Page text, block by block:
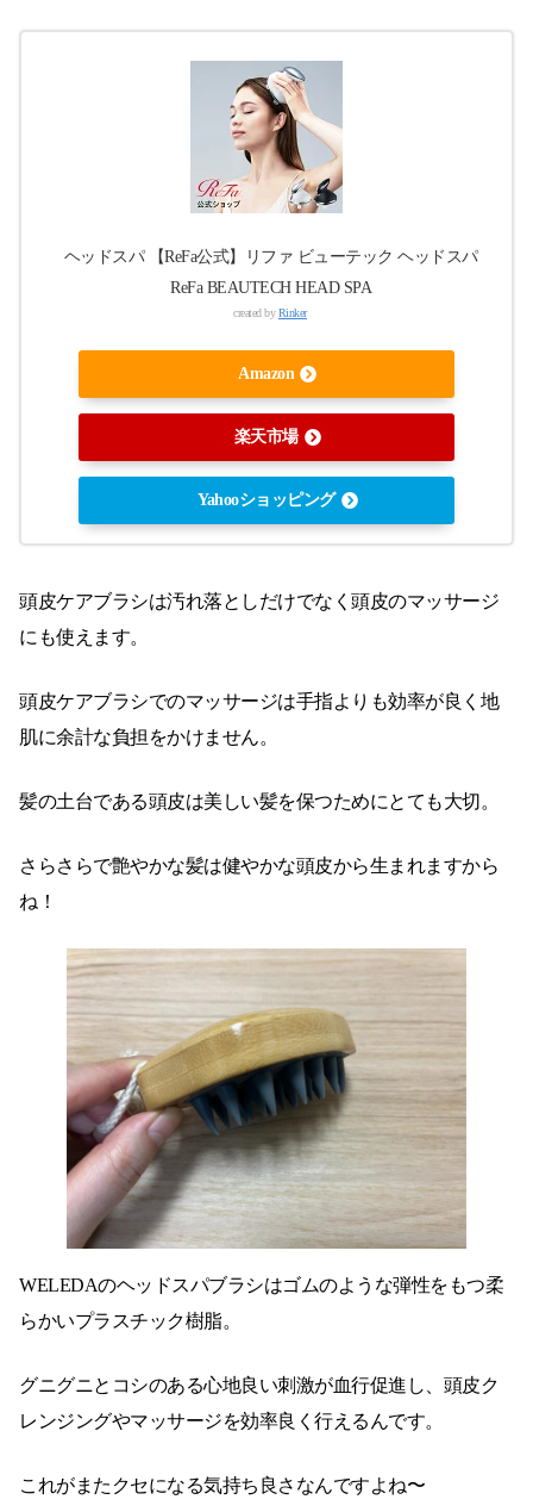
ヘッドスパ 【ReFa公式】リファ ビューテック ヘッドスパ
ReFa BEAUTECH HEAD SPA
created byRinker
Amazon
楽天市場
Yahooショッピング
頭皮ケアブラシは汚れ落としだけでなく頭皮のマッサージ
にも使えます。
頭皮ケアブラシでのマッサージは手指よりも効率が良く地
肌に余計な負担をかけません。
髪の土台である頭皮は美しい髪を保つためにとても大切。
さらさらで艶やかな髪は健やかな頭皮から生まれますから
ね！
WELEDAのヘッドスパブラシはゴムのような弾性をもつ柔
らかいプラスチック樹脂。
グニグニとコシのある心地良い刺激が血行促進し、頭皮ク
レンジングやマッサージを効率良く行えるんです。
これがまたクセになる気持ち良さなんですよね〜